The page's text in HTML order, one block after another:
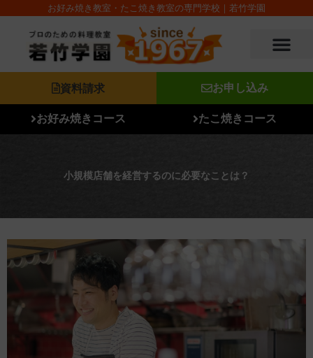
お好み焼き教室・たこ焼き教室の専門学校｜若竹学園
資料請求 お申し込み
お好み焼きコース たこ焼きコース
小規模店舗を経営するのに必要なことは？